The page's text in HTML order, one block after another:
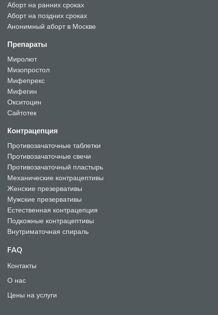
Аборт на ранних сроках
Аборт на поздних сроках
Анонимный аборт в Москве
Препараты
Миролют
Мизопростол
Мифепрекс
Мифегин
Окситоцин
Сайтотек
Контрацепция
Противозачаточные таблетки
Противозачаточные свечи
Противозачаточный пластырь
Механические контрацептивы
Женские презервативы
Мужские презервативы
Естественная контрацепция
Подкожные контрацептивы
Внутриматочная спираль
FAQ
Контакты
О нас
Цены на услуги